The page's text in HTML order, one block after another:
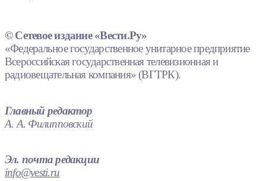
© Сетевое издание «Вести.Ру»
«Федеральное государственное унитарное предприятие
Всероссийская государственная телевизионная и
радиовещательная компания» (ВГТРК).
Главный редактор
А. А. Филипповский
Эл. почта редакции
info@vesti.ru